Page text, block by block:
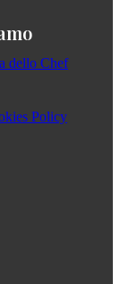
dello Chef
Policy